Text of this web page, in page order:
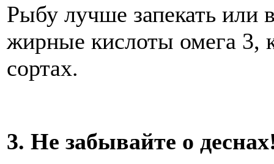
Рыбу лучше запекать или
жирные кислоты омега 3,
сортах.
3. Не забывайте о